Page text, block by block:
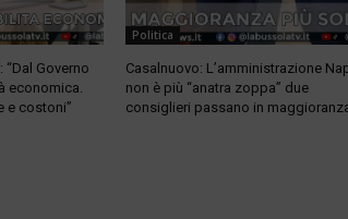
Governo
economica.
e costoni”
Politica
Casalnuovo: L’amministrazione
non è più “anatra zoppa” due
consiglieri passano in